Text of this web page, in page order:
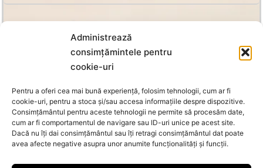
Administrează
consimțămintele pentru
cookie-uri
Pentru a oferi cea mai bună experiență, folosim tehnologii, cum ar fi
cookie-uri, pentru a stoca și/sau accesa informațiile despre dispozitive.
Consimțământul pentru aceste tehnologii ne permite să procesăm date,
cum ar fi comportamentul de navigare sau ID-uri unice pe acest site.
Dacă nu îți dai consimțământul sau îți retragi consimțământul dat poate
avea afecte negative asupra unor anumite funcționalități și funcții.
SUBSCRIBE